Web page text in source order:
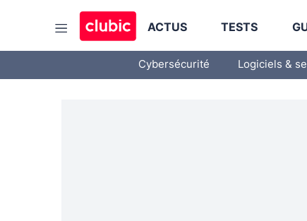
ACTUS TESTS
Cybersécurité Logiciels &